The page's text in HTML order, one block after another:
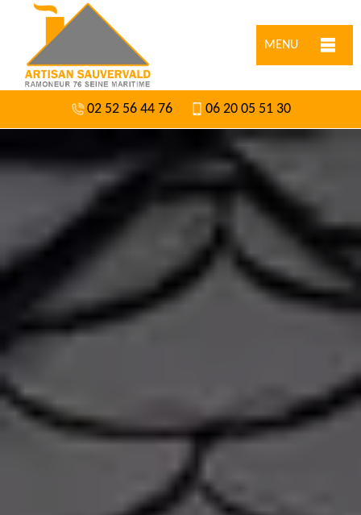
MENU
02 52 56 44 76 06 20 05 51 30